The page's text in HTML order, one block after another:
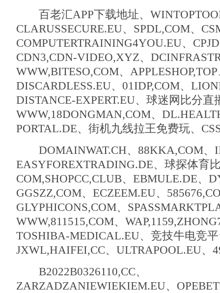
百老汇APP下载地址、
CLARUSSECURE.EU、SPDL,COM、
COMPUTERTRAINING4YOU.EU、
CDN3,CDN-VIDEO,XYZ、
WWW,BITESO,COM、
DISCARDLESS.EU、01IDP,COM、
DISTANCE-EXPERT.EU、球迷网比分直
WWW,18DONGMAN,COM、
PORTAL.DE、街机九线拉王免费玩、
DOMAINWAT.CH、88KKA,COM、
EASYFOREXTRADING.DE、球探体育
COM,SHOPCC,CLUB、EBMULE.DE、
GGSZZ,COM、ECZEEM.EU、
GLYPHICONS,COM、
WWW,811515,COM、
TOSHIBA-MEDICAL.EU、竞技牛电竞
JXWL,HAIFEI,CC、ULTRAPOOL.EU、
B2022B0326110,CC、
ZARZADZANIEWIEKIEM.EU、